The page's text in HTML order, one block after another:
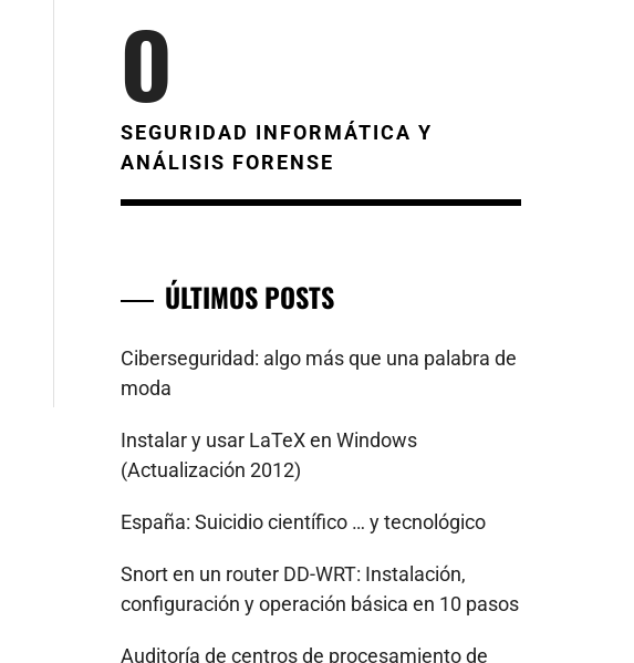
O
SEGURIDAD INFORMÁTICA Y
ANÁLISIS FORENSE
ÚLTIMOS POSTS
Ciberseguridad: algo más que una palabra de
moda
Instalar y usar LaTeX en Windows
(Actualización 2012)
España: Suicidio científico … y tecnológico
Snort en un router DD-WRT: Instalación,
configuración y operación básica en 10 pasos
Auditoría de centros de procesamiento de